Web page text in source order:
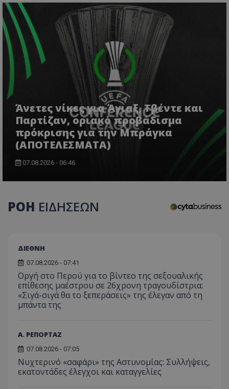
Άνετες νίκες για Άγιαξ, Τβέντε και
Παρτίζαν, οριακό προβάδισμα
πρόκρισης για την Μπράγκα
(ΑΠΟΤΕΛΕΣΜΑΤΑ)
07.08.2026 - 06:46
ΡΟΗ ΕΙΔΗΣΕΩΝ
ΔΙΕΘΝΗ
07.08.2026 - 07:41
Οργή στο Περού για το βίντεο της σεξουαλικής
επίθεσης μαέστρου σε 26χρονη τραγουδίστρια:
«Σιγά-σιγά θα το ξεπεράσεις» της έλεγαν από τη
μπάντα της
Α. ΡΕΠΟΡΤΑΖ
07.08.2026 - 07:05
Νυχτερινό «σαφάρι» της Αστυνομίας: Συλλήψεις,
εκατοντάδες έλεγχοι και καταγγελίες